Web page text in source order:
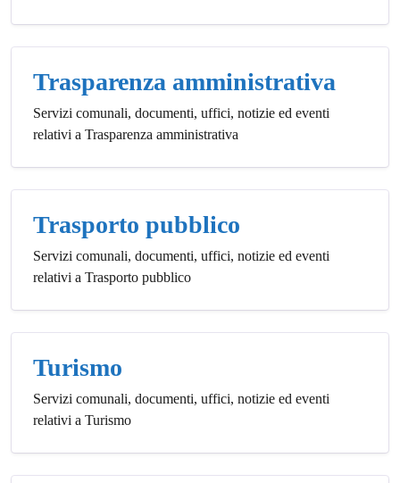
Trasparenza amministrativa
Servizi comunali, documenti, uffici, notizie ed eventi
relativi a Trasparenza amministrativa
Trasporto pubblico
Servizi comunali, documenti, uffici, notizie ed eventi
relativi a Trasporto pubblico
Turismo
Servizi comunali, documenti, uffici, notizie ed eventi
relativi a Turismo